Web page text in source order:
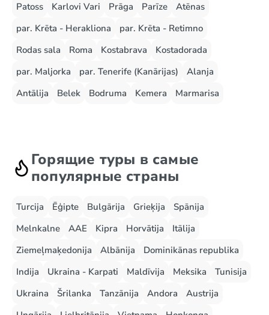
Patoss
Karlovi Vari Prāga Parīze
Atēnas
par. Krēta - Herakliona
par. Krēta - Retimno
Rodas sala
Roma Kostabrava
Kostadorada
par. Maljorka
par. Tenerife (Kanārijas)
Alanja
Antālija
Belek Bodruma Kemera Marmarisa
Горящие туры в самые
популярные страны
Turcija Ēģipte Bulgārija Grieķija
Spānija
Melnkalne
AAE Kipra Horvātija
Itālija
Ziemeļmaķedonija
Albānija
Dominikānas republika
Indija
Ukraina - Karpati Maldīvija Meksika
Tunisija
Ukraina
Šrilanka Tanzānija Andora
Austrija